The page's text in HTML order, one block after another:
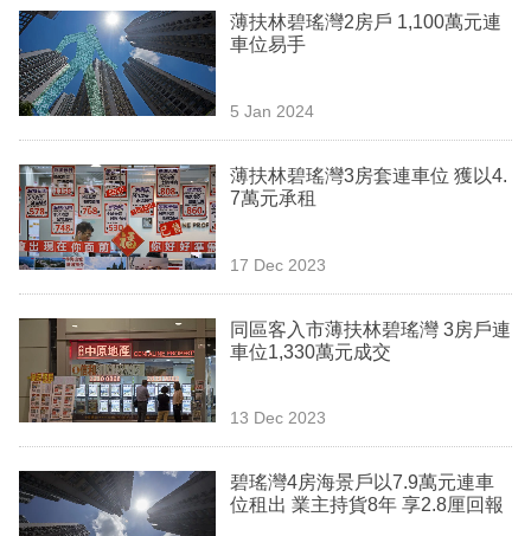
區
薄扶林碧瑤灣2房戶 1,100萬元連
車位易手
5 Jan 2024
薄扶林碧瑤灣3房套連車位 獲以4.
7萬元承租
17 Dec 2023
同區客入市薄扶林碧瑤灣 3房戶連
車位1,330萬元成交
13 Dec 2023
碧瑤灣4房海景戶以7.9萬元連車
位租出 業主持貨8年 享2.8厘回報